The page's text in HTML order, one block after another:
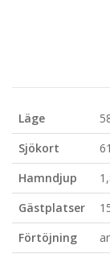
Läge
Sjökort
Hamndjup
Gästplatser
Förtöjning